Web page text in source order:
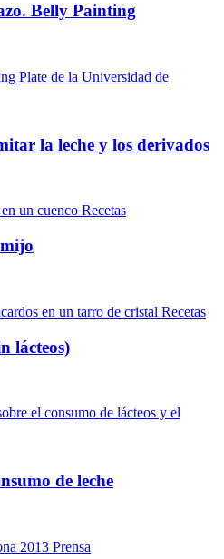
Belly Painting
la leche y los derivados
Recetas
Recetas
lácteos)
de leche
Prensa